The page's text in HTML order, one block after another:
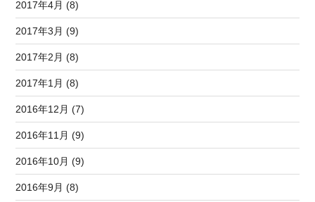
2017年4月 (8)
2017年3月 (9)
2017年2月 (8)
2017年1月 (8)
2016年12月 (7)
2016年11月 (9)
2016年10月 (9)
2016年9月 (8)